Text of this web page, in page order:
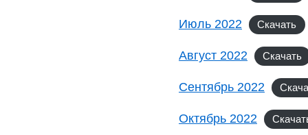
Июль 2022 Скачать
Август 2022 Скачать
Сентябрь 2022
Октябрь 2022